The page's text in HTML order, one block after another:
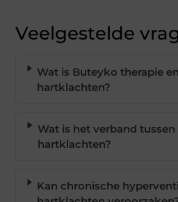
Veelgestelde
Wat is Buteyko therapie
hartklachten?
Wat is het verband tussen
hartklachten?
Kan chronische